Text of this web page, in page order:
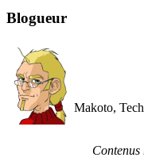
Blogueur
Makoto,